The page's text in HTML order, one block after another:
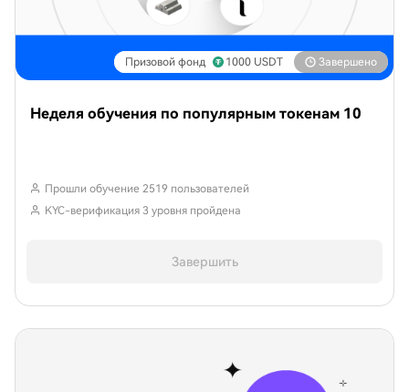
Призовой фонд 1000 USDT Завершено
Неделя обучения по популярным токенам 10
Прошли обучение 2519 пользователей
KYC-верификация 3 уровня пройдена
Завершить